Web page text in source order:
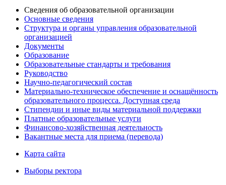
Сведения об образовательной организации
Основные сведения
Структура и органы управления образовательной
организацией
Документы
Образование
Образовательные стандарты и требования
Руководство
Научно-педагогический состав
Материально-техническое обеспечение и оснащённость
образовательного процесса. Доступная среда
Стипендии и иные виды материальной поддержки
Платные образовательные услуги
Финансово-хозяйственная деятельность
Вакантные места для приема (перевода)
Карта сайта
Выборы ректора